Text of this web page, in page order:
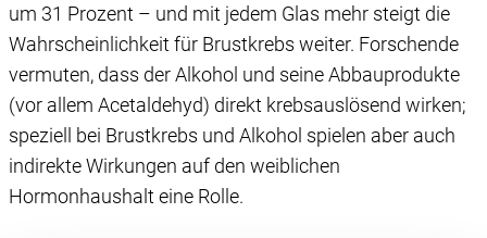
um 31 Prozent – und mit jedem Glas mehr steigt die
Wahrscheinlichkeit für Brustkrebs weiter. Forschende
vermuten, dass der Alkohol und seine Abbauprodukte
(vor allem Acetaldehyd) direkt krebsauslösend wirken;
speziell bei Brustkrebs und Alkohol spielen aber auch
indirekte Wirkungen auf den weiblichen
Hormonhaushalt eine Rolle.